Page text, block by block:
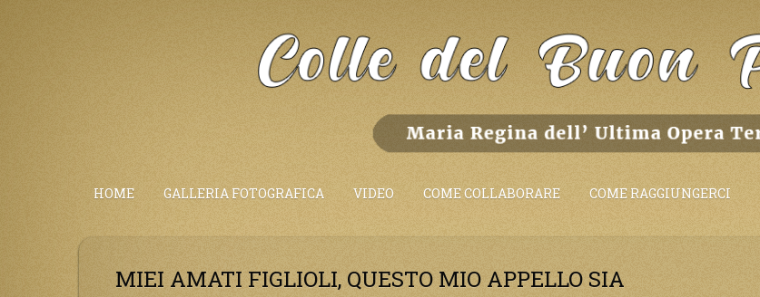
HOME GALLERIA FOTOGRAFICA VIDEO COME COLLABORARE COME RAGGIUNGERCI
MIEI AMATI FIGLIOLI, QUESTO MIO APPELLO SIA